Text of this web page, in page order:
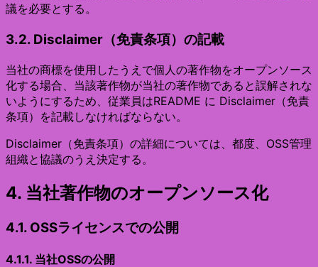
議を必要とする。
3.2. Disclaimer（免責条項）の記載
当社の商標を使用したうえで個人の著作物をオープンソース
化する場合、当該著作物が当社の著作物であると誤解されな
いようにするため、従業員はREADME に Disclaimer（免責
条項）を記載しなければならない。
Disclaimer（免責条項）の詳細については、都度、OSS管理
組織と協議のうえ決定する。
4. 当社著作物のオープンソース化
4.1. OSSライセンスでの公開
4.1.1. 当社OSSの公開